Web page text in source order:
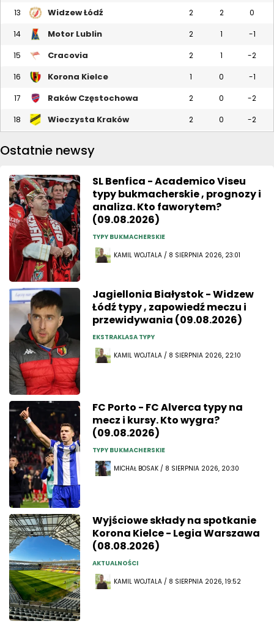
13 Widzew Łódź 2 2 0
14 Motor Lublin 2 1 -1
15 Cracovia 2 1 -2
16 Korona Kielce 1 0 -1
17 Raków Częstochowa 2 0 -2
18 Wieczysta Kraków 2 0 -2
Ostatnie newsy
SL Benfica - Academico Viseu
typy bukmacherskie , prognozy i
analiza. Kto faworytem?
(09.08.2026)
TYPY BUKMACHERSKIE
KAMIL WOJTALA / 8 SIERPNIA 2026, 23:01
Jagiellonia Białystok - Widzew
Łódź typy , zapowiedź meczu i
przewidywania (09.08.2026)
EKSTRAKLASA TYPY
KAMIL WOJTALA / 8 SIERPNIA 2026, 22:10
FC Porto - FC Alverca typy na
mecz i kursy. Kto wygra?
(09.08.2026)
TYPY BUKMACHERSKIE
MICHAŁ BOSAK / 8 SIERPNIA 2026, 20:30
Wyjściowe składy na spotkanie
Korona Kielce - Legia Warszawa
(08.08.2026)
AKTUALNOŚCI
KAMIL WOJTALA / 8 SIERPNIA 2026, 19:52